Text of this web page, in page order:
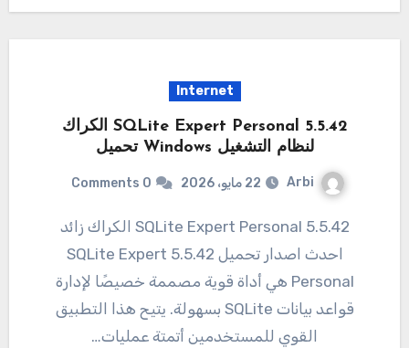
Internet
5.5.42 SQLite Expert Personal الكراك
لنظام التشغيل Windows تحميل
Arbi 22 مايو، 2026 0 Comments
5.5.42 SQLite Expert Personal الكراك زائد
احدث اصدار تحميل 5.5.42 SQLite Expert
Personal هي أداة قوية مصممة خصيصًا لإدارة
قواعد بيانات SQLite بسهولة. يتيح هذا التطبيق
القوي للمستخدمين أتمتة عمليات…